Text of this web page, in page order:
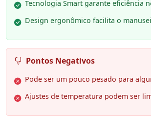
Tecnologia Smart garante eficiência
Design ergonômico facilita o
Pontos Negativos
Pode ser um pouco pesado para
Ajustes de temperatura podem ser